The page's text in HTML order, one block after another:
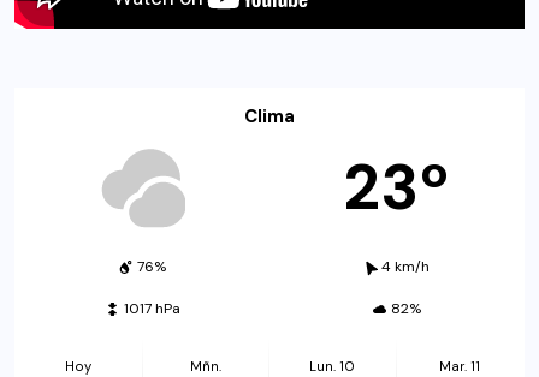
Clima
23º
76% 4 km/h
1017 hPa 82%
Hoy Mñn. Lun. 10 Mar. 11